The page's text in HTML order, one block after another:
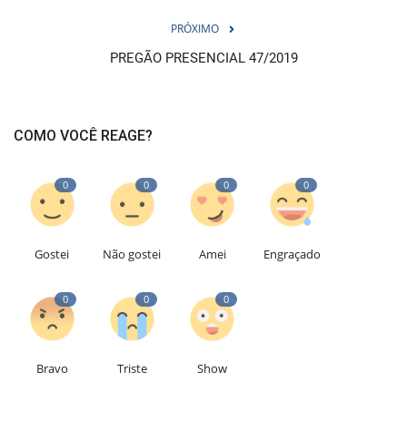
PRÓXIMO
PREGÃO PRESENCIAL 47/2019
COMO VOCÊ REAGE?
0
Gostei
0
Não gostei
0
Amei
0
Engraçado
0
Bravo
0
Triste
0
Show